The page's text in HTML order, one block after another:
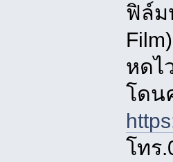
ฟิล์ม
หดไ
โดน
โทร